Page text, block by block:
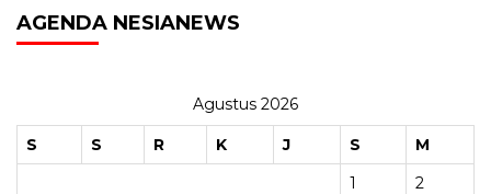
AGENDA NESIANEWS
Agustus 2026
S S R K J S
M
1
2